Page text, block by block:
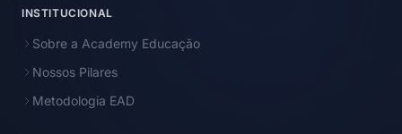
INSTITUCIONAL
Sobre a Academy Educação
Nossos Pilares
Metodologia EAD